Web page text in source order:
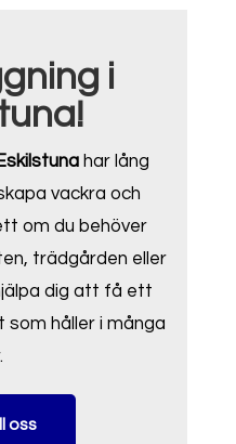
i
har lång
vackra och
om du behöver
trädgården eller
dig att få ett
håller i många
oss